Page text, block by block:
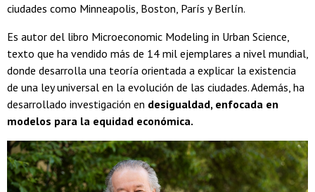
ciudades como Minneapolis, Boston, París y Berlín.
Es autor del libro Microeconomic Modeling in Urban Science,
texto que ha vendido más de 14 mil ejemplares a nivel mundial,
donde desarrolla una teoría orientada a explicar la existencia
de una ley universal en la evolución de las ciudades. Además, ha
desarrollado investigación en desigualdad, enfocada en
modelos para la equidad económica.